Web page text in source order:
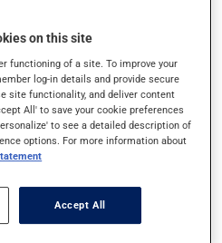
- pour la prévenir,
plus de fibres alimentaires;
ou vous endormir
soyez prudent avant de
et des vomissements.
différemment à un
qu'il soit
en avec votre
Il ou elle peut vous aider
on this site
functioning of a site. To improve your
log-in details and provide secure
site functionality, and deliver content
All' to save your cookie preferences
to see a detailed description of
options. For more information about
Accept All